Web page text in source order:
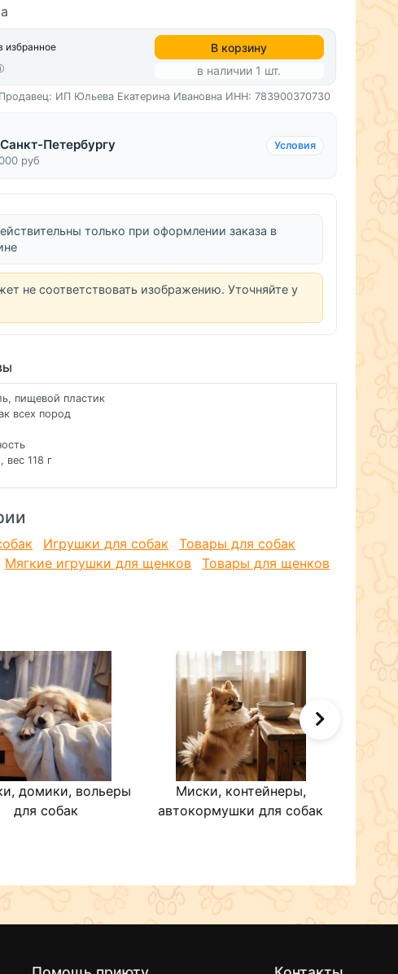
избранное
В корзину
в наличии 1 шт.
Продавец: ИП Юльева Екатерина Ивановна ИНН: 783900370730
Петербургу
руб
Условия
только при оформлении заказа в
не соответствовать изображению. Уточняйте у
пищевой пластик
всех пород
вес 118 г
Игрушки для собак
Товары для собак
Мягкие игрушки для щенков Товары для щенков
домики, вольеры
для собак
Миски, контейнеры,
автокормушки для собак